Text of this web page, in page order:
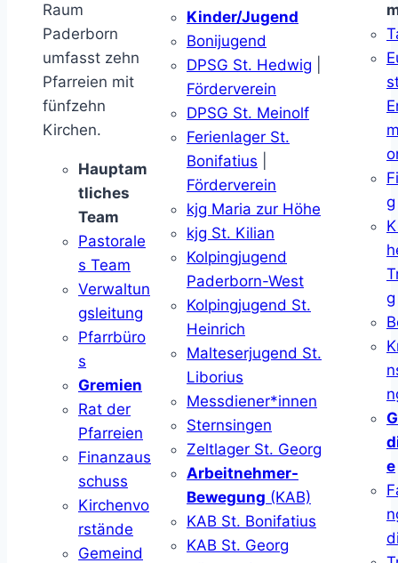
Raum
Paderborn
umfasst zehn
Pfarreien mit
fünfzehn
Kirchen.
Hauptam
tliches
Team
Pastorale
s Team
Verwaltun
gsleitung
Pfarrbüro
s
Gremien
Rat der
Pfarreien
Finanzaus
schuss
Kirchenvo
rstände
Gemeind
Kinder/Jugend
Bonijugend
DPSG St. Hedwig
Förderverein
DPSG St. Meinolf
Ferienlager St.
Bonifatius
Förderverein
kjg Maria zur Höhe
kjg St. Kilian
Kolpingjugend
Paderborn-West
Kolpingjugend St.
Heinrich
Malteserjugend St.
Liborius
Messdiener*innen
Sternsingen
Zeltlager St. Georg
Arbeitnehmer-
Bewegung (KAB)
KAB St. Bonifatius
KAB St. Georg
g
g
e